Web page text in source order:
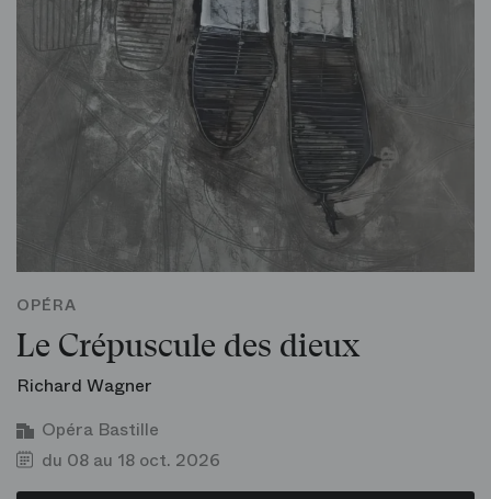
OPÉRA
Le Crépuscule des dieux
Richard Wagner
Opéra Bastille
du 08 au 18 oct. 2026